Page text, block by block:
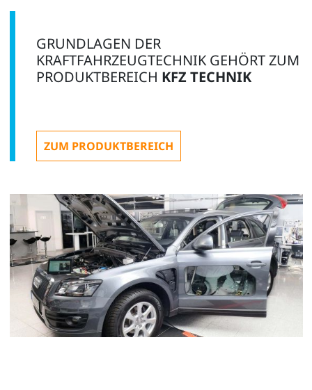
GRUNDLAGEN DER
KRAFTFAHRZEUGTECHNIK GEHÖRT ZUM
PRODUKTBEREICH KFZ TECHNIK
ZUM PRODUKTBEREICH